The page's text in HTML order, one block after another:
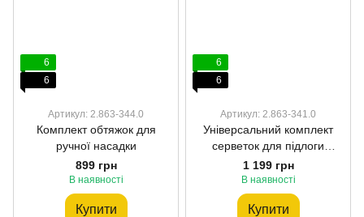
6
6
Артикул: 2.863-344.0
Комплект обтяжок для
ручної насадки
899 грн
В наявності
Купити
6
6
Артикул: 2.863-341.0
Універсальний комплект
серветок для підлоги
EasyFix
1 199 грн
В наявності
Купити